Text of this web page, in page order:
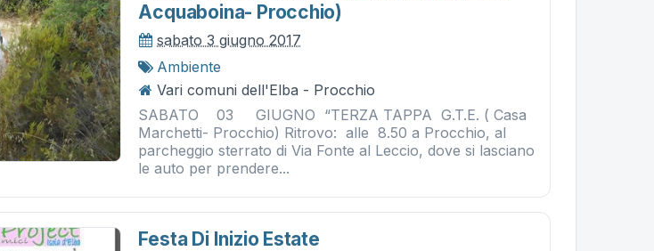
Acquaboina- Procchio)
sabato 3 giugno 2017
Ambiente
Vari comuni dell'Elba - Procchio
SABATO 03 GIUGNO “TERZA TAPPA G.T.E. ( Casa
Marchetti- Procchio) Ritrovo: alle 8.50 a Procchio, al
parcheggio sterrato di Via Fonte al Leccio, dove si lasciano
le auto per prendere...
Festa Di Inizio Estate